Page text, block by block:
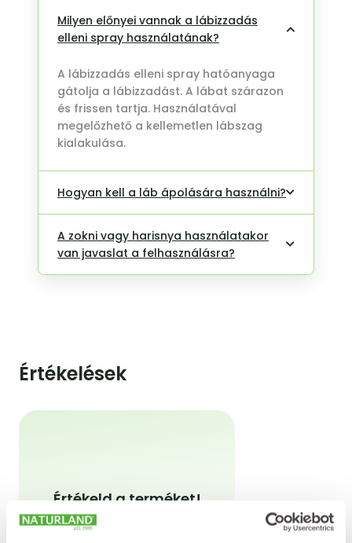
Milyen előnyei vannak a lábizzadás
elleni spray használatának?
A lábizzadás elleni spray hatóanyaga
gátolja a lábizzadást. A lábat szárazon
és frissen tartja. Használatával
megelőzhető a kellemetlen lábszag
kialakulása.
Hogyan kell a láb ápolására használni?
A zokni vagy harisnya használatakor
van javaslat a felhasználásra?
Értékelések
Értékeld a terméket!
Azt a terméket tudod
értékelni, amelyből már